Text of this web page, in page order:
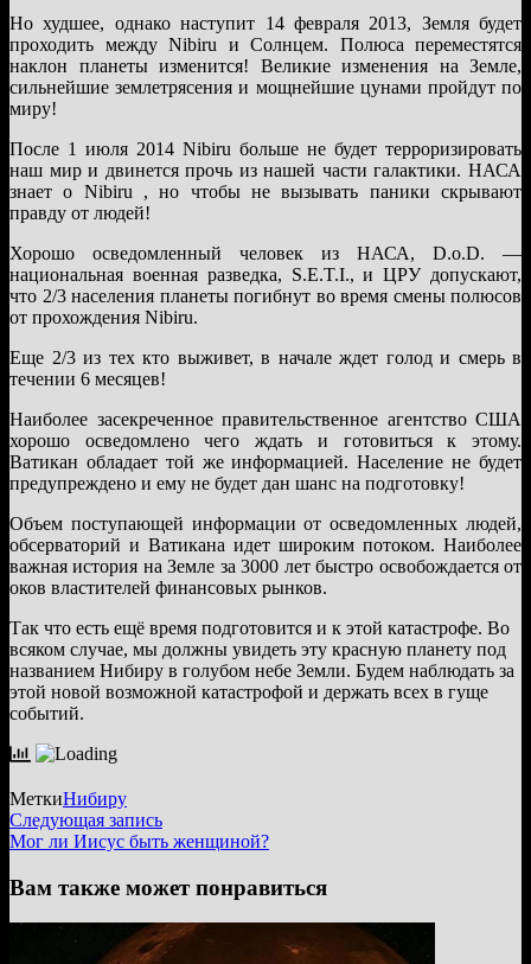
Но худшее, однако наступит 14 февраля 2013, Земля будет
проходить между Nibiru и Солнцем. Полюса переместятся
наклон планеты изменится! Великие изменения на Земле,
сильнейшие землетрясения и мощнейшие цунами пройдут по
миру!
После 1 июля 2014 Nibiru больше не будет терроризировать
наш мир и двинется прочь из нашей части галактики. НАСА
знает о Nibiru , но чтобы не вызывать паники скрывают
правду от людей!
Хорошо осведомленный человек из НАСА, D.o.D. —
национальная военная разведка, S.E.T.I., и ЦРУ допускают,
что 2/3 населения планеты погибнут во время смены полюсов
от прохождения Nibiru.
Еще 2/3 из тех кто выживет, в начале ждет голод и смерь в
течении 6 месяцев!
Наиболее засекреченное правительственное агентство США
хорошо осведомлено чего ждать и готовиться к этому.
Ватикан обладает той же информацией. Население не будет
предупреждено и ему не будет дан шанс на подготовку!
Объем поступающей информации от осведомленных людей,
обсерваторий и Ватикана идет широким потоком. Наиболее
важная история на Земле за 3000 лет быстро освобождается от
оков властителей финансовых рынков.
Так что есть ещё время подготовится и к этой катастрофе. Во
всяком случае, мы должны увидеть эту красную планету под
названием Нибиру в голубом небе Земли. Будем наблюдать за
этой новой возможной катастрофой и держать всех в гуще
событий.
МеткиНибиру
Навигация
по
записям
Следующая записьСледующая
запись:
Мог ли Иисус быть женщиной?
Вам также может понравиться